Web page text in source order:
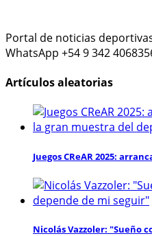
Portal de noticias
WhatsApp +54 9 342
Artículos aleatorias
Juegos CReAR 2025:
Nicolás Vazzoler: "Sueño